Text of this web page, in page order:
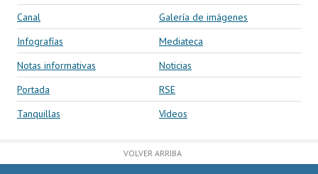
Canal
Galería de imágenes
Infografías
Mediateca
Notas informativas
Noticias
Portada
RSE
Tanquillas
Vídeos
VOLVER ARRIBA